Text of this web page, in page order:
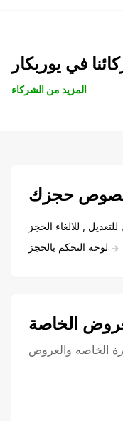
في يوربكار
المزيد من الشركاء
حجزك
, للالغاء الحجز
لوحه التحكم بالحجز
الخاصة
الخاصه والعروض